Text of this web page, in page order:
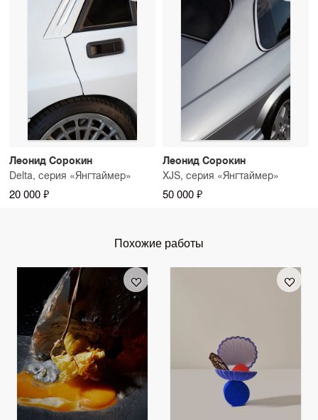
Леонид Сорокин
Delta, серия «Янгтаймер»
20 000 ₽
Леонид Сорокин
XJS, серия «Янгтаймер»
50 000 ₽
Похожие работы